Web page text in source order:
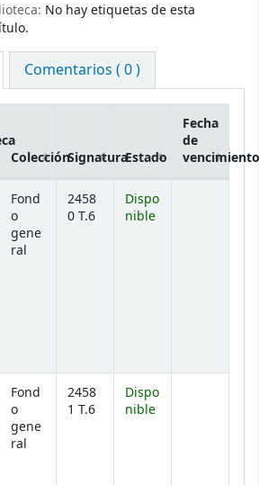
No hay etiquetas de esta
Comentarios ( 0 )
ColecciónSignaturaEstado
Fecha
de
vencimiento
Fond
o
gene
ral
2458
0 T.6
Dispo
nible
Fond
o
gene
ral
2458
1 T.6
Dispo
nible